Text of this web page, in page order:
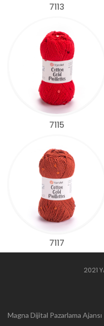
7113
7115
7117
2021
Web
Magna Dijital Pazarlama Ajansı